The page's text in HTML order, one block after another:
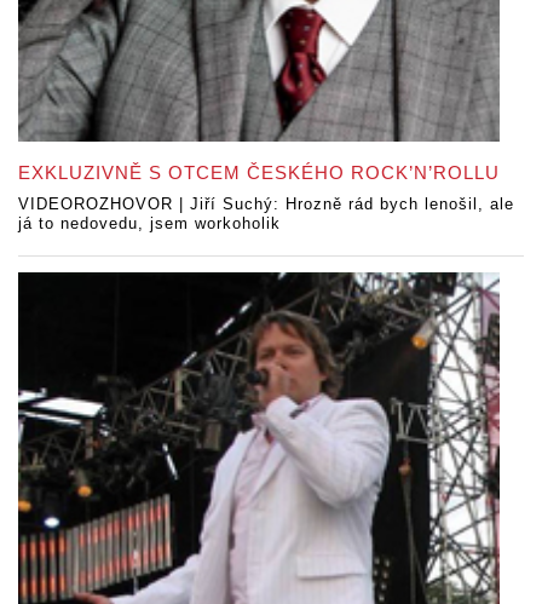
EXKLUZIVNĚ S OTCEM ČESKÉHO ROCK’N’ROLLU
VIDEOROZHOVOR | Jiří Suchý: Hrozně rád bych lenošil, ale
já to nedovedu, jsem workoholik